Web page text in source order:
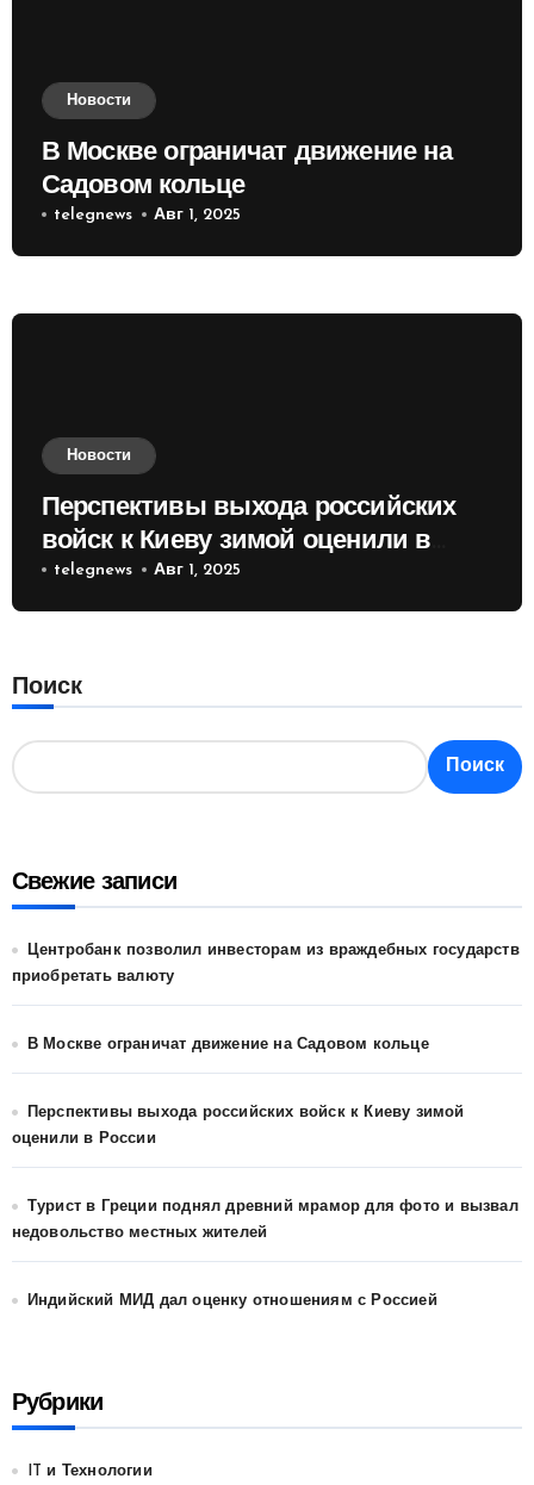
Новости
В Москве ограничат движение на
Садовом кольце
telegnews Авг 1, 2025
Новости
Перспективы выхода российских
войск к Киеву зимой оценили в
России
telegnews Авг 1, 2025
Поиск
Поиск
Свежие записи
Центробанк позволил инвесторам из враждебных государств
приобретать валюту
В Москве ограничат движение на Садовом кольце
Перспективы выхода российских войск к Киеву зимой
оценили в России
Турист в Греции поднял древний мрамор для фото и вызвал
недовольство местных жителей
Индийский МИД дал оценку отношениям с Россией
Рубрики
IT и Технологии